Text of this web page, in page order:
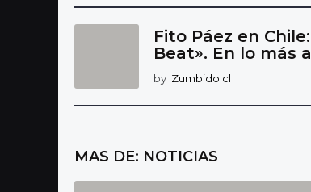
Fito Páez en
Beat». En lo más
by Zumbido.cl
MAS DE: NOTICIAS